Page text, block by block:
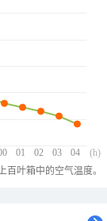
01 02 03 04 (h)
叶箱中的空气温度。